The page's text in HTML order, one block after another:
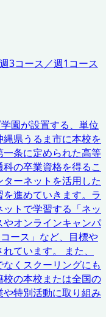
3コース／週1コース
園が設置する、単位
県うるま市に本校を
条に定められた高等
の卒業資格を得るこ
ーネットを活用した
進めていきます。ラ
トで学習する「ネッ
やオンラインキャンパ
ース」など、目標や
ています。 また、
くスクーリングにも
の本校または全国の
特別活動に取り組み